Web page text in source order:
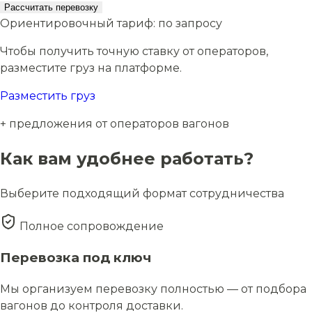
Рассчитать перевозку
Ориентировочный тариф: по запросу
Чтобы получить точную ставку от операторов,
разместите груз на платформе.
Разместить груз
+ предложения от операторов вагонов
Как вам удобнее работать?
Выберите подходящий формат сотрудничества
Полное сопровождение
Перевозка под ключ
Мы организуем перевозку полностью — от подбора
вагонов до контроля доставки.